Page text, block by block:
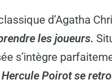
d’Agatha
les joueurs.
s’intègre
Hercule Poirot se